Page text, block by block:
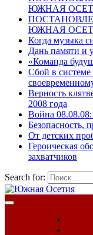
ЮЖНАЯ
ЮЖНАЯ
Когда музыка
Дань памяти и
«Команда
Сбой в
Верность
2008 года
Война 08.08.08:
Безопасность,
От детских
Героическая
захватчиков
Search for: